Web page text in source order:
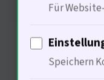
Studien
depressiven
Für
Speichern